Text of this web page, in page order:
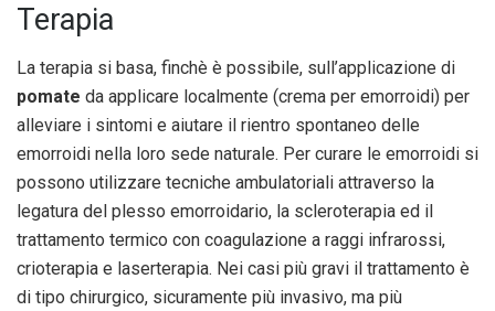
Terapia
La terapia si basa, finchè è possibile, sull’applicazione di
pomate da applicare localmente (crema per emorroidi) per
alleviare i sintomi e aiutare il rientro spontaneo delle
emorroidi nella loro sede naturale. Per curare le emorroidi si
possono utilizzare tecniche ambulatoriali attraverso la
legatura del plesso emorroidario, la scleroterapia ed il
trattamento termico con coagulazione a raggi infrarossi,
crioterapia e laserterapia. Nei casi più gravi il trattamento è
di tipo chirurgico, sicuramente più invasivo, ma più